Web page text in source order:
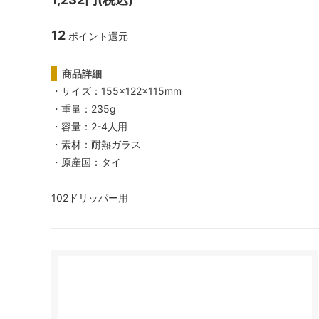
リオ）
フレンチプレス
アウトドア
スケール・サーモメーター・温度計
抹茶アイテム
12 ポイント還元
商品詳細
・サイズ：155×122×115mm
・重量：235g
・容量：2-4人用
・素材：耐熱ガラス
・原産国：タイ
102ドリッパー用